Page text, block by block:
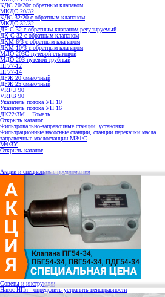
КДC 20/20с обратным клапаном
МКДС 20/32
КДC 32/20 с обратным клапаном
МКДС 32/32
ДР-С 32 с обратным клапаном регулируемый
ДК-С 32 с обратным клапаном
ДКМ 6/3 с обратным клапаном
ДКМ 10/3 с обратным клапаном
МДО-203С путевой стыковой
МДО-203 путевой трубный
ПГ77-12
ПГ77-14
ДРЖ 20 смазочный
ДРЖ 25 смазочный
VRFU 90
VRFВ 90
Указатель потока УП 10
Указатель потока УП 16
ДК22/3М... Гомель
Открыть каталог
Фильтровально-заправочные станции, установки
Фильтрационные насосные станции, станции перекачки масла,
заправочные маслостанции МЗФС
МФЗУ
Открыть каталог
Акции и специальные предложения
Советы и инструкции
Насос НПл - определить устранить неисправности